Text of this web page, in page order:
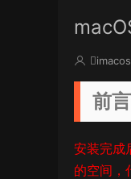
前言
安装完成
的空间，